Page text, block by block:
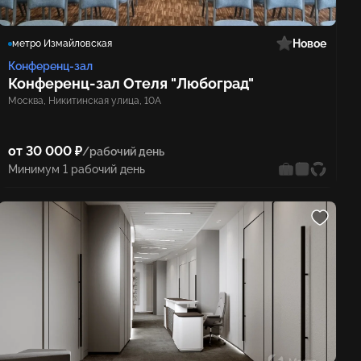
метро Измайловская
Новое
Конференц-зал
Конференц‑зал Отеля "Любоград"
Москва, Никитинская улица, 10А
от 30 000 ₽/рабочий день
Минимум 1 рабочий день